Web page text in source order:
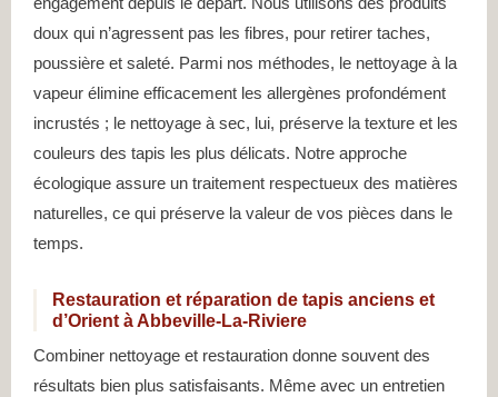
doux qui n’agressent pas les fibres, pour retirer taches,
poussière et saleté. Parmi nos méthodes, le nettoyage à la
vapeur élimine efficacement les allergènes profondément
incrustés ; le nettoyage à sec, lui, préserve la texture et les
couleurs des tapis les plus délicats. Notre approche
écologique assure un traitement respectueux des matières
naturelles, ce qui préserve la valeur de vos pièces dans le
temps.
Restauration et réparation de tapis anciens et
d’Orient à Abbeville-La-Riviere
Combiner nettoyage et restauration donne souvent des
résultats bien plus satisfaisants. Même avec un entretien